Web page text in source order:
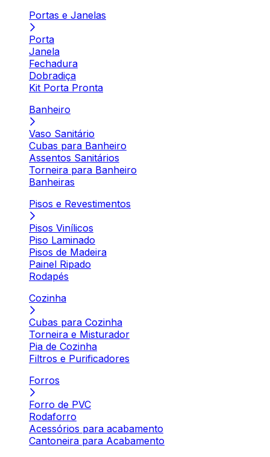
Portas e Janelas
Porta
Janela
Fechadura
Dobradiça
Kit Porta Pronta
Banheiro
Vaso Sanitário
Cubas para Banheiro
Assentos Sanitários
Torneira para Banheiro
Banheiras
Pisos e Revestimentos
Pisos Vinílicos
Piso Laminado
Pisos de Madeira
Painel Ripado
Rodapés
Cozinha
Cubas para Cozinha
Torneira e Misturador
Pia de Cozinha
Filtros e Purificadores
Forros
Forro de PVC
Rodaforro
Acessórios para acabamento
Cantoneira para Acabamento